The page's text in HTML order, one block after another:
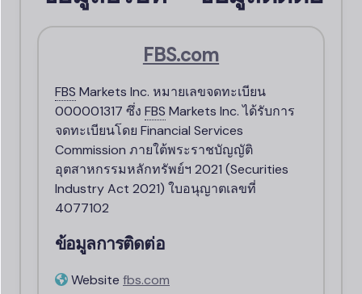
FBS.com
FBS Markets Inc. หมายเลขจดทะเบียน
000001317 ซึ่ง FBS Markets Inc. ได้รับการ
จดทะเบียนโดย Financial Services
Commission ภายใต้พระราชบัญญัติ
อุตสาหกรรมหลักทรัพย์ฯ 2021 (Securities
Industry Act 2021) ใบอนุญาตเลขที่
4077102
ข้อมูลการติดต่อ
Website fbs.com